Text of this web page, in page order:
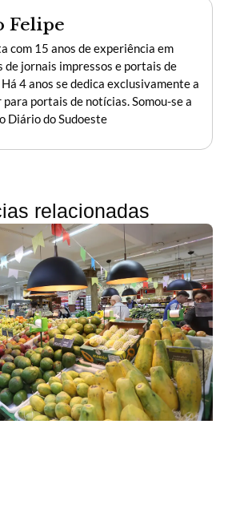
Felipe
com 15 anos de experiência em
de jornais impressos e portais de
4 anos se dedica exclusivamente a
portais de notícias. Somou-se a
Diário do Sudoeste
relacionadas